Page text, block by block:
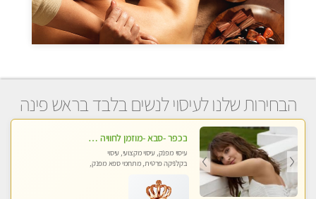
הבחירות שלנו לעיסוי לנשים בלבד בראש פינה
בכפר -סבא -מוזמן לחוויה בלתי נשכחת!!!עיסוי מפנק ביותר מומלץ לחלוטין!!!
עיסוי מפנק, עיסוי מקצועי, עיסוי
בקלניקה פרטית, מתחמי ספא מפנק,
לנשים בלבד